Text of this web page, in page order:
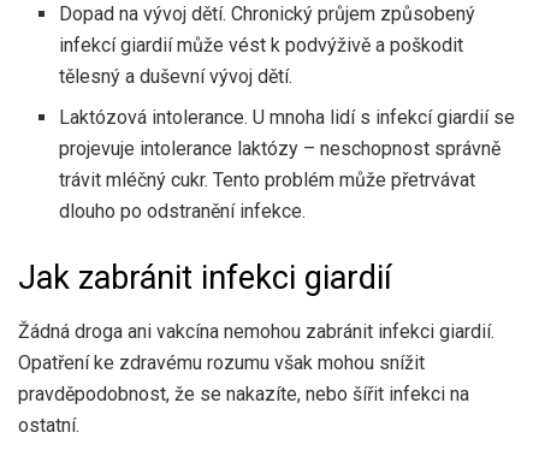
Dopad na vývoj dětí. Chronický průjem způsobený
infekcí giardií může vést k podvýživě a poškodit
tělesný a duševní vývoj dětí.
Laktózová intolerance. U mnoha lidí s infekcí giardií se
projevuje intolerance laktózy – neschopnost správně
trávit mléčný cukr. Tento problém může přetrvávat
dlouho po odstranění infekce.
Jak zabránit infekci giardií
Žádná droga ani vakcína nemohou zabránit infekci giardií.
Opatření ke zdravému rozumu však mohou snížit
pravděpodobnost, že se nakazíte, nebo šířit infekci na
ostatní.